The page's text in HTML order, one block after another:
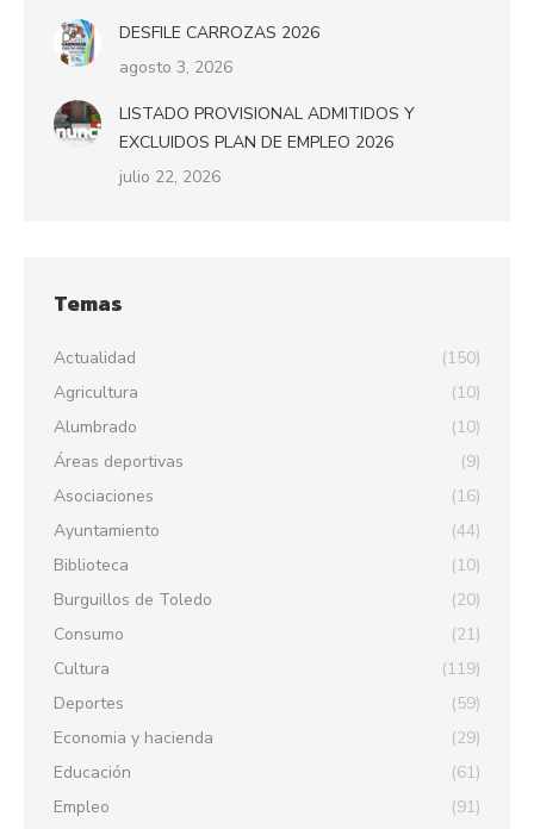
DESFILE CARROZAS 2026
agosto 3, 2026
LISTADO PROVISIONAL ADMITIDOS Y
EXCLUIDOS PLAN DE EMPLEO 2026
julio 22, 2026
Temas
Actualidad
(150)
Agricultura
(10)
Alumbrado
(10)
Áreas deportivas
(9)
Asociaciones
(16)
Ayuntamiento
(44)
Biblioteca
(10)
Burguillos de Toledo
(20)
Consumo
(21)
Cultura
(119)
Deportes
(59)
Economia y hacienda
(29)
Educación
(61)
Empleo
(91)